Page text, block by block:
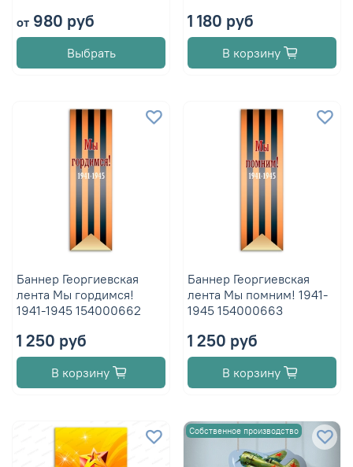
от980 руб
Выбрать
1 180 руб
В корзину
Баннер Георгиевская
лента Мы гордимся!
1941-1945 154000662
1 250 руб
В корзину
Баннер Георгиевская
лента Мы помним! 1941-
1945 154000663
1 250 руб
В корзину
Собственное производство